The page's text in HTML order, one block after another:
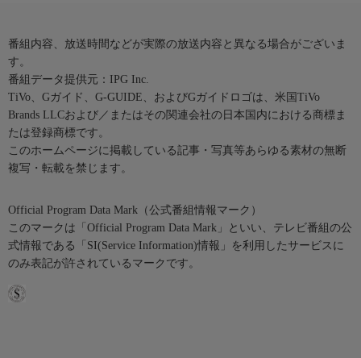
番組内容、放送時間などが実際の放送内容と異なる場合がございま
す。
番組データ提供元：IPG Inc.
TiVo、Gガイド、G-GUIDE、およびGガイドロゴは、米国TiVo
Brands LLCおよび／またはその関連会社の日本国内における商標ま
たは登録商標です。
このホームページに掲載している記事・写真等あらゆる素材の無断
複写・転載を禁じます。
Official Program Data Mark（公式番組情報マーク）
このマークは「Official Program Data Mark」といい、テレビ番組の公
式情報である「SI(Service Information)情報」を利用したサービスに
のみ表記が許されているマークです。